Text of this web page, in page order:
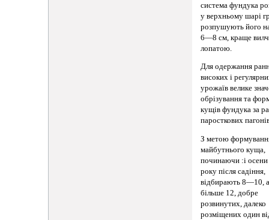
система фундука
у верхньому шарі
розпушують його
6—8 см, краще
лопатою.
Для одержання
високих і
урожаїв велике
обрізування та
кущів фундука за
паросткових
З метою
майбутнього куща,
починаючи :і осени
року після садіння,
відбирають 8—10,
більше 12, добре
розвинутих, далеко
розміщених один